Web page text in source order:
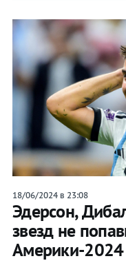
18/06/2024 в 23:08
Эдерсон,
звезд не
Америки-2024